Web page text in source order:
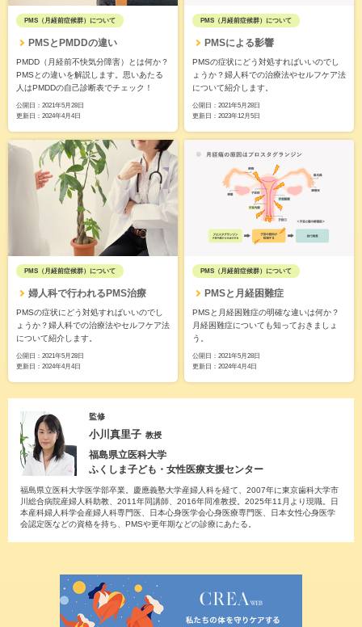
PMS（月経前症候群）について
PMSとPMDDの違い
PMDD（月経前不快気分障害）とは何か？
PMSとの違いを解説します。思いあたる
人はPMDDの自己診断表でチェック！
公開日： 2021年5月28日
更新日： 2024年4月4日
PMS（月経前症候群）について
PMSによる影響
PMSの症状にどう対処すればいいのでし
ょうか？婦人科での治療法やセルフケア法
について紹介します。
公開日： 2021年5月28日
更新日： 2023年12月5日
PMS（月経前症候群）について
婦人科で行われるPMS治療
PMSの症状にどう対処すればいいのでし
ょうか？婦人科での治療法やセルフケア法
について紹介します。
公開日： 2021年5月28日
更新日： 2024年4月4日
PMS（月経前症候群）について
PMSと月経困難症
PMSと月経困難症の明確な違いは何か？
月経困難症についても知っておきましょ
う。
公開日： 2021年5月28日
更新日： 2024年4月4日
監修
小川真里子 教授
福島県立医科大学
ふくしま子ども・女性医療支援センター
福島県立医科大学医学部卒業。慶應義塾大学産婦人科を経て、2007年に東京歯科大学市
川総合病院産婦人科助教、2011年同講師、2016年同准教授。2025年11月より現職。日
本産科婦人科学会産婦人科専門医、日本心身医学会心身医療専門医、日本女性心身医学
会認定医などの資格を持ち、PMSや更年期などの診療にあたる。